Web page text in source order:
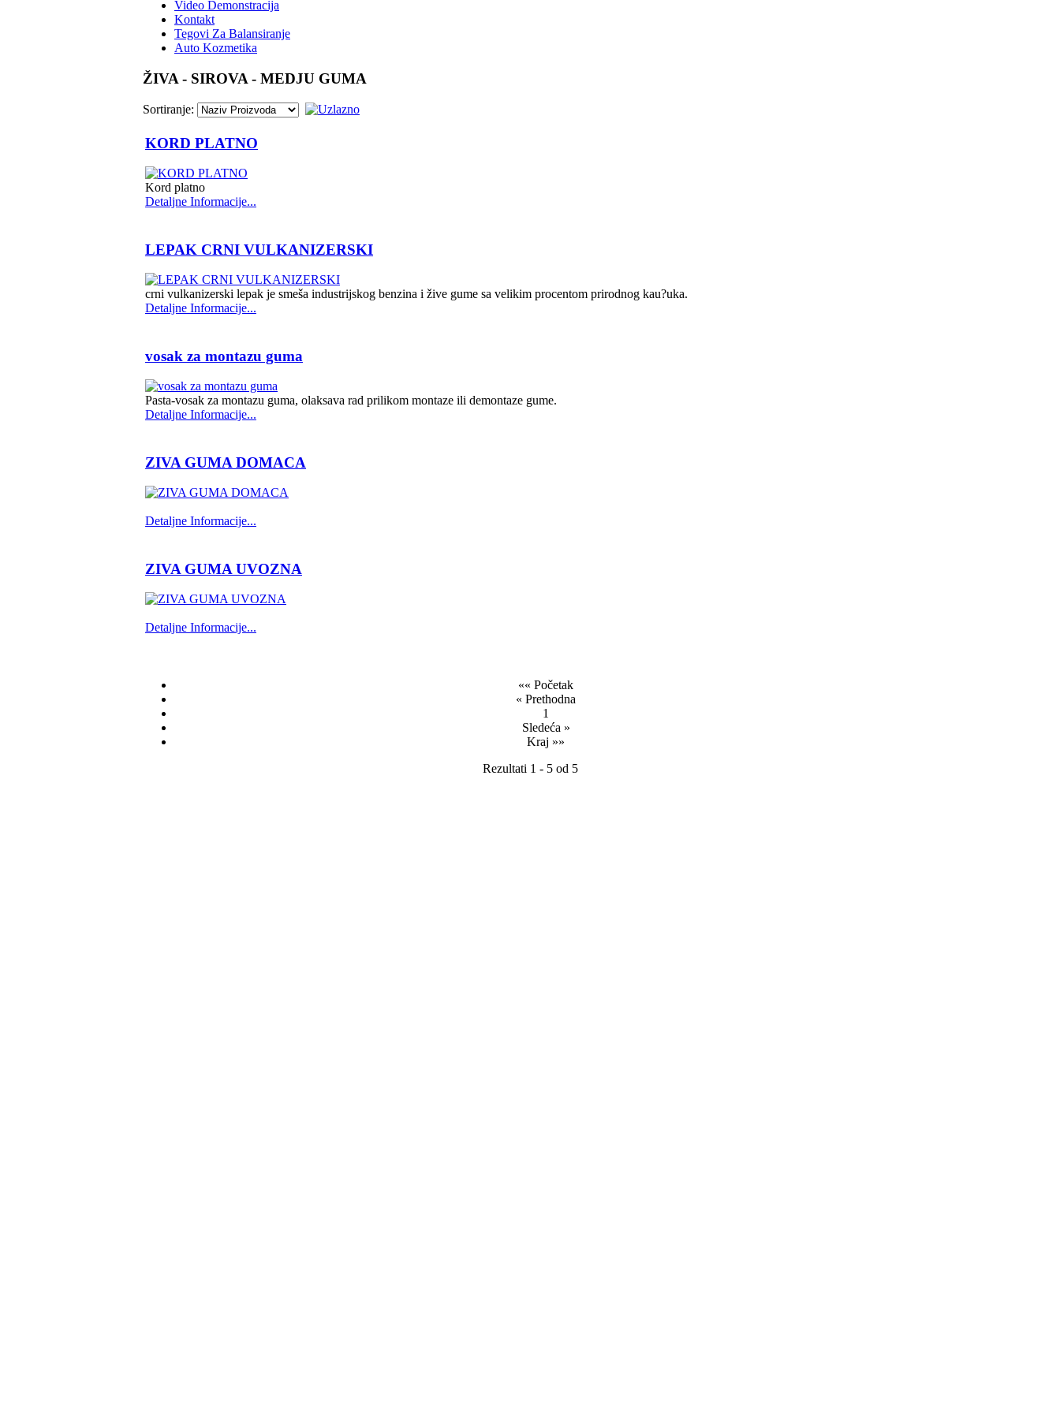
Video Demonstracija
Kontakt
Tegovi Za Balansiranje
Auto Kozmetika
ŽIVA - SIROVA - MEDJU GUMA
Sortiranje:
KORD PLATNO
Kord platno
Detaljne Informacije...
LEPAK CRNI VULKANIZERSKI
crni vulkanizerski lepak je smeša industrijskog benzina i žive gume sa velikim procentom prirodnog kau?uka.
Detaljne Informacije...
vosak za montazu guma
Pasta-vosak za montazu guma, olaksava rad prilikom montaze ili demontaze gume.
Detaljne Informacije...
ZIVA GUMA DOMACA
Detaljne Informacije...
ZIVA GUMA UVOZNA
Detaljne Informacije...
«« Početak
« Prethodna
1
Sledeća »
Kraj »»
Rezultati 1 - 5 od 5